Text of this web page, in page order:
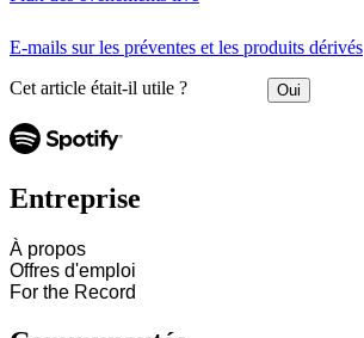
E-mails sur les préventes et les produits dérivés
Cet article était-il utile ? Oui
Entreprise
À propos
Offres d'emploi
For the Record